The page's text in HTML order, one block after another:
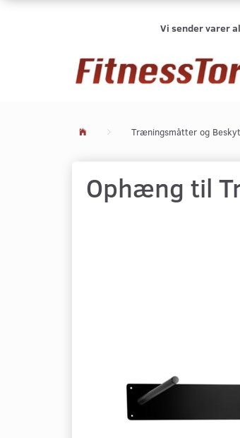
Vi sender varer
Træningsmåtter og
Ophæng til